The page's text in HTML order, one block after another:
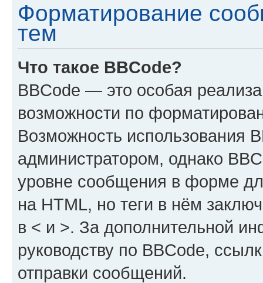
Форматирование
тем
Что такое BBCode?
BBCode — это особая
возможности по
Возможность использования
администратором, однако
уровне сообщения в форме
на HTML, но теги в нём
в < и >. За дополнительной
руководству по BBCode,
отправки сообщений.